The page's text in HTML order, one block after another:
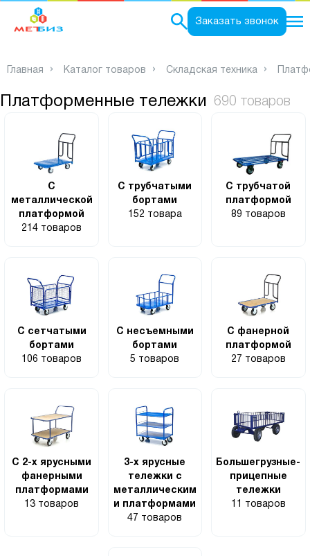
Заказать звонок
Главная Каталог товаров Складская техника
Платформенные тележки 690 товаров
С
металлической
платформой
214 товаров
С трубчатыми
бортами
152 товара
С трубчатой
платформой
89 товаров
С сетчатыми
бортами
106 товаров
С несъемными
бортами
5 товаров
С фанерной
платформой
27 товаров
С 2-х ярусными
фанерными
платформами
13 товаров
3-х ярусные
тележки с
металлическим
и платформами
47 товаров
Большегрузные-
прицепные
тележки
11 товаров